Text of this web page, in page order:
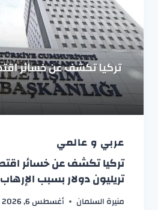
عربي و عالمي
تريليون دولار بسبب الإرهاب
منيرة السلمان أغسطس 6, 2026